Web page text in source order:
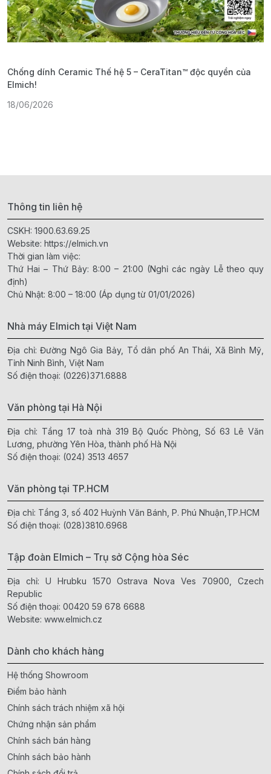
Chống dính Ceramic Thế hệ 5 – CeraTitan™ độc quyền của
Elmich!
18/06/2026
Thông tin liên hệ
CSKH: 1900.63.69.25
Website: https://elmich.vn
Thời gian làm việc:
Thứ Hai – Thứ Bảy: 8:00 – 21:00 (Nghỉ các ngày Lễ theo quy
định)
Chủ Nhật: 8:00 – 18:00 (Áp dụng từ 01/01/2026)
Nhà máy Elmich tại Việt Nam
Địa chỉ: Đường Ngô Gia Bảy, Tổ dân phố An Thái, Xã Bình Mỹ,
Tỉnh Ninh Bình, Việt Nam
Số điện thoại: (0226)371.6888
Văn phòng tại Hà Nội
Địa chỉ: Tầng 17 toà nhà 319 Bộ Quốc Phòng, Số 63 Lê Văn
Lương, phường Yên Hòa, thành phố Hà Nội
Số điện thoại: (024) 3513 4657
Văn phòng tại TP.HCM
Địa chỉ: Tầng 3, số 402 Huỳnh Văn Bánh, P. Phú Nhuận,TP.HCM
Số điện thoại: (028)3810.6968
Tập đoàn Elmich – Trụ sở Cộng hòa Séc
Địa chỉ: U Hrubku 1570 Ostrava Nova Ves 70900, Czech
Republic
Số điện thoại: 00420 59 678 6688
Website: www.elmich.cz
Dành cho khách hàng
Hệ thống Showroom
Điểm bảo hành
Chính sách trách nhiệm xã hội
Chứng nhận sản phẩm
Chính sách bán hàng
Chính sách bảo hành